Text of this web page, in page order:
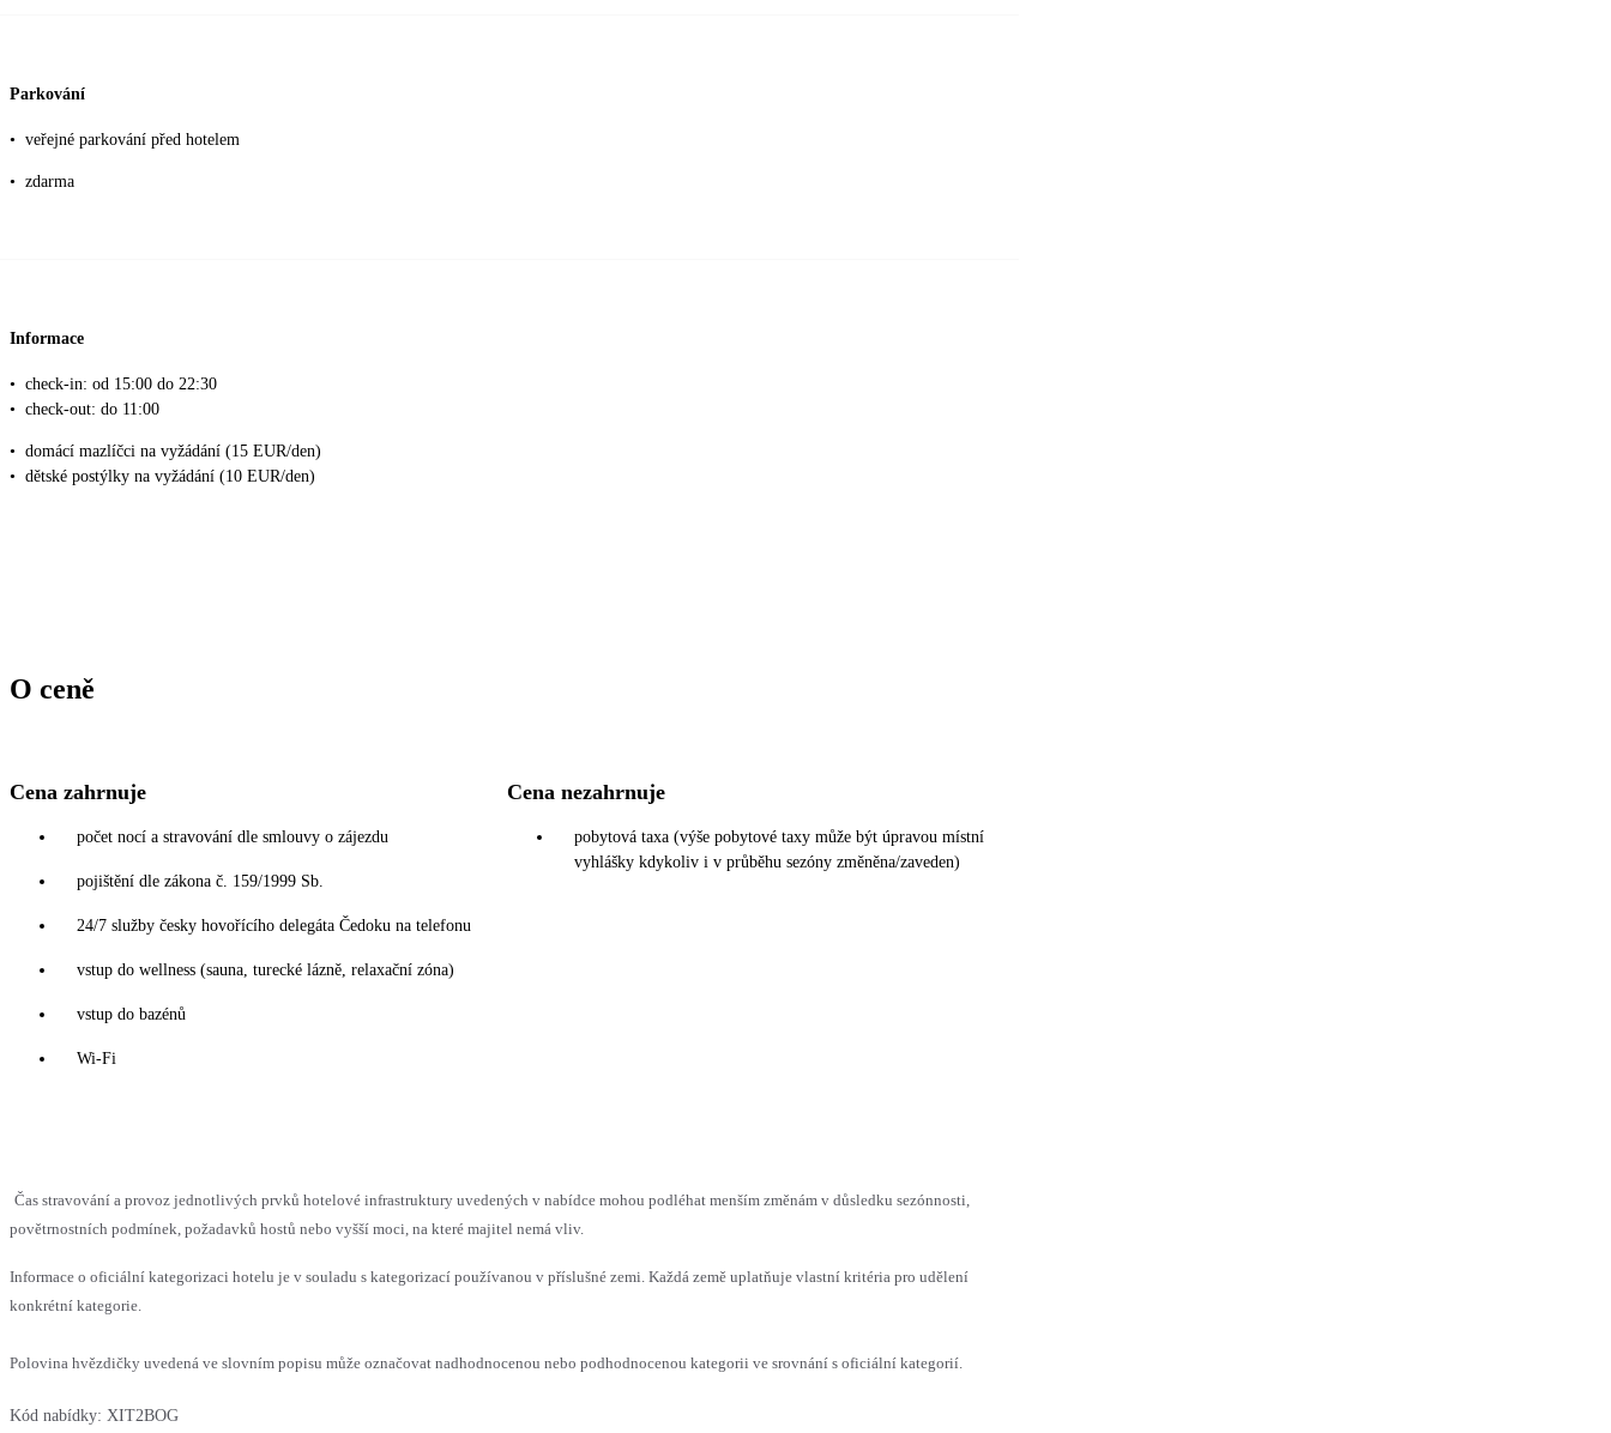
Parkování
• veřejné parkování před hotelem
• zdarma
Informace
• check-in: od 15:00 do 22:30
• check-out: do 11:00
• domácí mazlíčci na vyžádání (15 EUR/den)
• dětské postýlky na vyžádání (10 EUR/den)
O ceně
Cena zahrnuje
počet nocí a stravování dle smlouvy o zájezdu
pojištění dle zákona č. 159/1999 Sb.
24/7 služby česky hovořícího delegáta Čedoku na telefonu
vstup do wellness (sauna, turecké lázně, relaxační zóna)
vstup do bazénů
Wi-Fi
Cena nezahrnuje
pobytová taxa (výše pobytové taxy může být úpravou místní
vyhlášky kdykoliv i v průběhu sezóny změněna/zaveden)
Čas stravování a provoz jednotlivých prvků hotelové infrastruktury uvedených v nabídce mohou podléhat menším změnám v důsledku sezónnosti,
povětrnostních podmínek, požadavků hostů nebo vyšší moci, na které majitel nemá vliv.
Informace o oficiální kategorizaci hotelu je v souladu s kategorizací používanou v příslušné zemi. Každá země uplatňuje vlastní kritéria pro udělení
konkrétní kategorie.
Polovina hvězdičky uvedená ve slovním popisu může označovat nadhodnocenou nebo podhodnocenou kategorii ve srovnání s oficiální kategorií.
Kód nabídky: XIT2BOG